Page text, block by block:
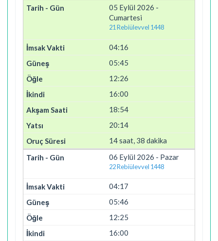
05 Eylül 2026 -
Cumartesi
21 Rebiülevvel 1448
04:16
05:45
12:26
16:00
18:54
20:14
14 saat, 38 dakika
06 Eylül 2026 - Pazar
22 Rebiülevvel 1448
04:17
05:46
12:25
16:00